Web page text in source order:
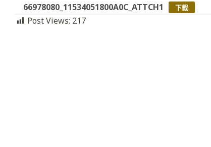
66978080_11534051800A0C_ATTCH1 下載
Post Views: 217